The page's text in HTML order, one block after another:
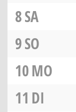
8SA
9SO
10MO
11 DI